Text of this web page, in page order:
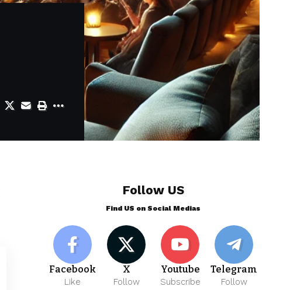
Follow US
Find US on Social Medias
Facebook
Like
X
Follow
Youtube
Subscribe
Telegram
Follow